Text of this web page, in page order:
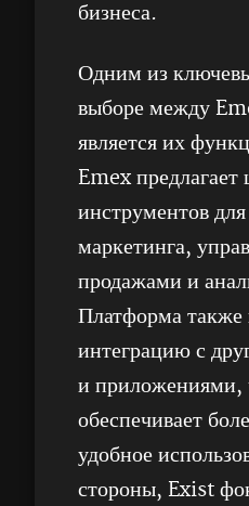
бизнеса.
Одним из
выборе между
является их
Emex
инструментов
маркетинга,
продажами и
Платформа также
интеграцию с
и приложениями,
обеспечивает
удобное
стороны, Exist